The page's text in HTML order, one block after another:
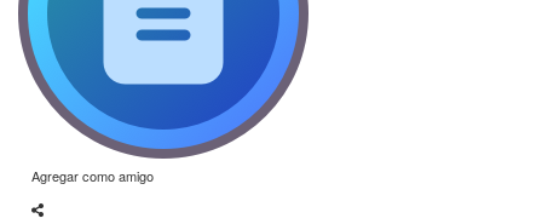
Agregar como amigo